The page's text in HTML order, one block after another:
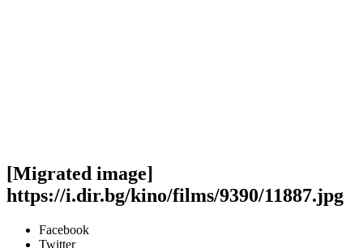
[Migrated image]
https://i.dir.bg/kino/films/9390/11887.jpg
Facebook
Twitter